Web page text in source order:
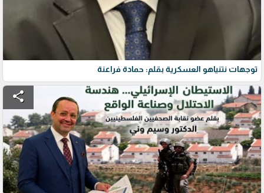
توجهات نتنياهو العسكرية بقلم: حمادة فراعنة
share